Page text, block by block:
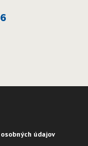
údajov